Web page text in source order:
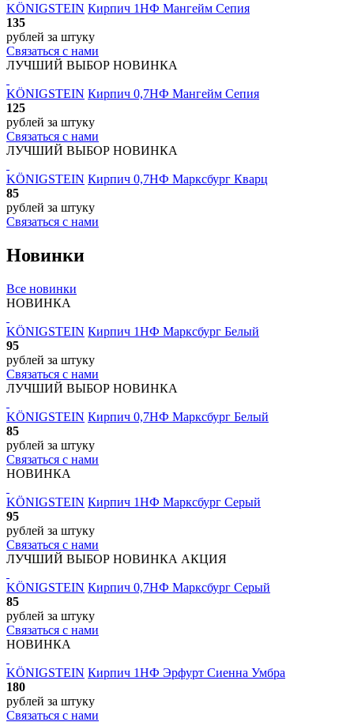
KÖNIGSTEIN Кирпич 1НФ Мангейм Сепия
135
рублей за штуку
Связаться с нами
ЛУЧШИЙ ВЫБОР НОВИНКА
KÖNIGSTEIN Кирпич 0,7НФ Мангейм Сепия
125
рублей за штуку
Связаться с нами
ЛУЧШИЙ ВЫБОР НОВИНКА
KÖNIGSTEIN Кирпич 0,7НФ Марксбург Кварц
85
рублей за штуку
Связаться с нами
Новинки
Все новинки
НОВИНКА
KÖNIGSTEIN Кирпич 1НФ Марксбург Белый
95
рублей за штуку
Связаться с нами
ЛУЧШИЙ ВЫБОР НОВИНКА
KÖNIGSTEIN Кирпич 0,7НФ Марксбург Белый
85
рублей за штуку
Связаться с нами
НОВИНКА
KÖNIGSTEIN Кирпич 1НФ Марксбург Серый
95
рублей за штуку
Связаться с нами
ЛУЧШИЙ ВЫБОР НОВИНКА АКЦИЯ
KÖNIGSTEIN Кирпич 0,7НФ Марксбург Серый
85
рублей за штуку
Связаться с нами
НОВИНКА
KÖNIGSTEIN Кирпич 1НФ Эрфурт Сиенна Умбра
180
рублей за штуку
Связаться с нами